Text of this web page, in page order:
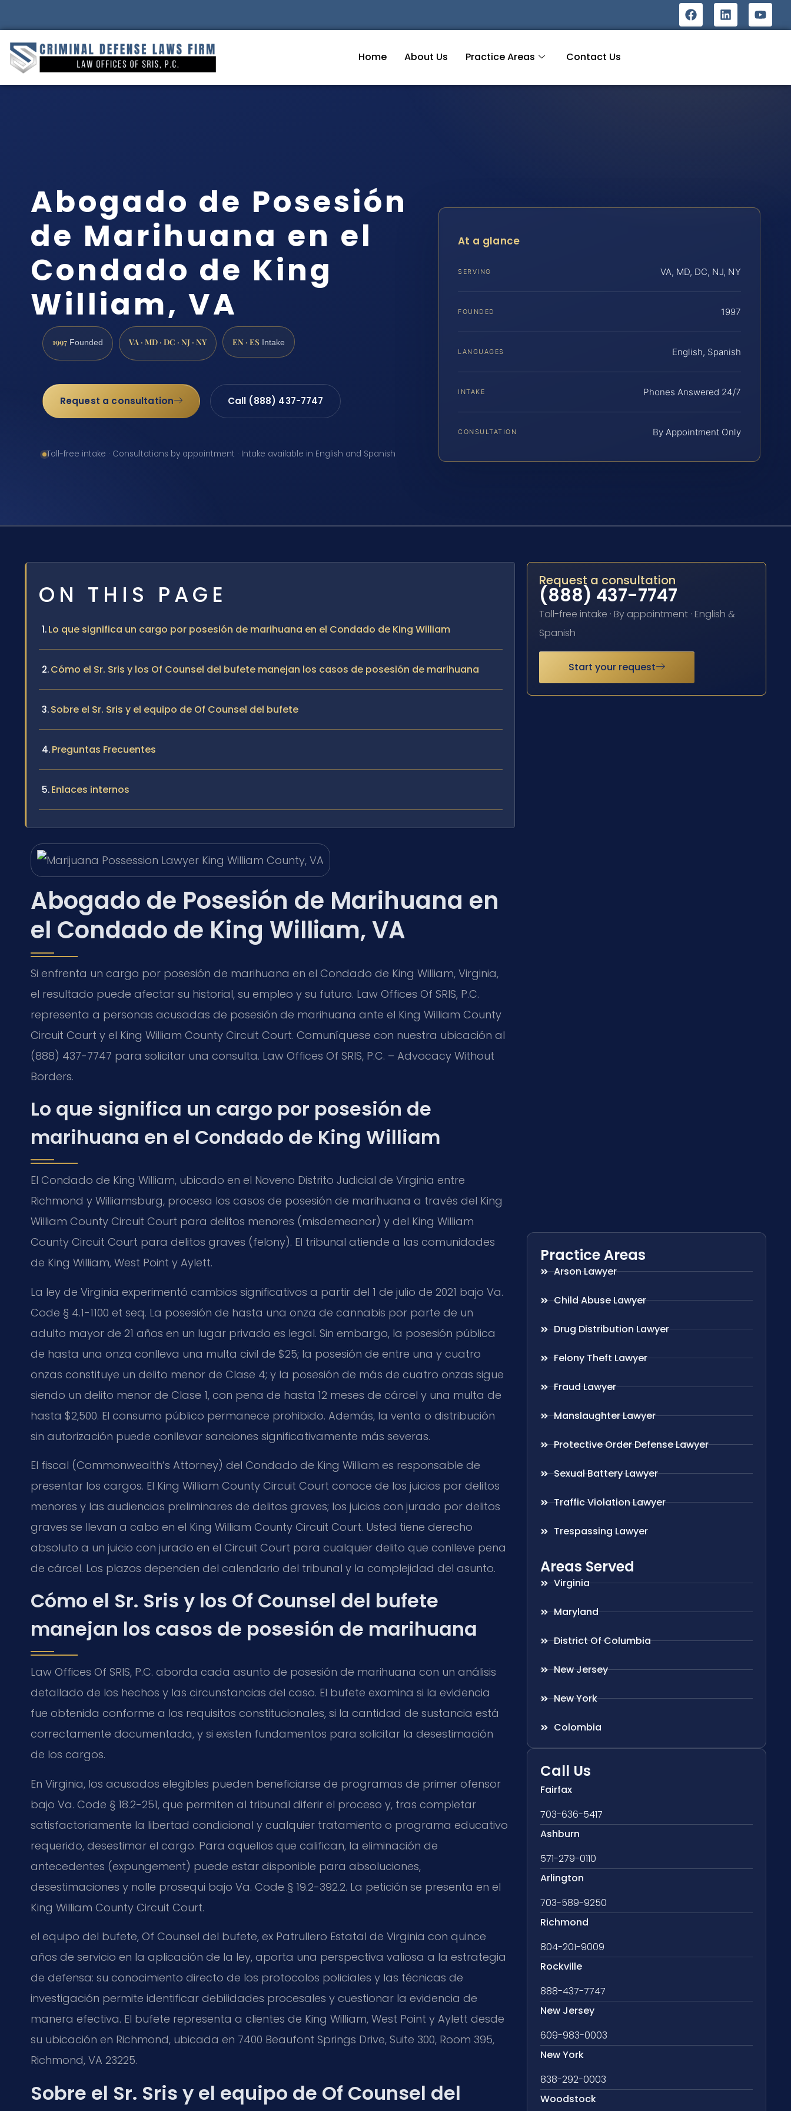
Home About Us Practice Areas Contact Us
Abogado de Posesión
de Marihuana en el
Condado de King
William, VA
1997 Founded VA · MD · DC · NJ · NY EN · ES Intake
Request a consultation Call (888) 437-7747
Toll-free intake · Consultations by appointment · Intake available in English and Spanish
At a glance
SERVING VA, MD, DC, NJ, NY
FOUNDED 1997
LANGUAGES English, Spanish
INTAKE Phones Answered 24/7
CONSULTATION By Appointment Only
ON THIS PAGE
Lo que significa un cargo por posesión de marihuana en el Condado de King William
Cómo el Sr. Sris y los Of Counsel del bufete manejan los casos de posesión de marihuana
Sobre el Sr. Sris y el equipo de Of Counsel del bufete
Preguntas Frecuentes
Enlaces internos
Abogado de Posesión de Marihuana en
el Condado de King William, VA
Si enfrenta un cargo por posesión de marihuana en el Condado de King William, Virginia,
el resultado puede afectar su historial, su empleo y su futuro. Law Offices Of SRIS, P.C.
representa a personas acusadas de posesión de marihuana ante el King William County
Circuit Court y el King William County Circuit Court. Comuníquese con nuestra ubicación al
(888) 437-7747 para solicitar una consulta. Law Offices Of SRIS, P.C. – Advocacy Without
Borders.
Lo que significa un cargo por posesión de
marihuana en el Condado de King William
El Condado de King William, ubicado en el Noveno Distrito Judicial de Virginia entre
Richmond y Williamsburg, procesa los casos de posesión de marihuana a través del King
William County Circuit Court para delitos menores (misdemeanor) y del King William
County Circuit Court para delitos graves (felony). El tribunal atiende a las comunidades
de King William, West Point y Aylett.
La ley de Virginia experimentó cambios significativos a partir del 1 de julio de 2021 bajo Va.
Code § 4.1-1100 et seq. La posesión de hasta una onza de cannabis por parte de un
adulto mayor de 21 años en un lugar privado es legal. Sin embargo, la posesión pública
de hasta una onza conlleva una multa civil de $25; la posesión de entre una y cuatro
onzas constituye un delito menor de Clase 4; y la posesión de más de cuatro onzas sigue
siendo un delito menor de Clase 1, con pena de hasta 12 meses de cárcel y una multa de
hasta $2,500. El consumo público permanece prohibido. Además, la venta o distribución
sin autorización puede conllevar sanciones significativamente más severas.
El fiscal (Commonwealth’s Attorney) del Condado de King William es responsable de
presentar los cargos. El King William County Circuit Court conoce de los juicios por delitos
menores y las audiencias preliminares de delitos graves; los juicios con jurado por delitos
graves se llevan a cabo en el King William County Circuit Court. Usted tiene derecho
absoluto a un juicio con jurado en el Circuit Court para cualquier delito que conlleve pena
de cárcel. Los plazos dependen del calendario del tribunal y la complejidad del asunto.
Cómo el Sr. Sris y los Of Counsel del bufete
manejan los casos de posesión de marihuana
Law Offices Of SRIS, P.C. aborda cada asunto de posesión de marihuana con un análisis
detallado de los hechos y las circunstancias del caso. El bufete examina si la evidencia
fue obtenida conforme a los requisitos constitucionales, si la cantidad de sustancia está
correctamente documentada, y si existen fundamentos para solicitar la desestimación
de los cargos.
En Virginia, los acusados elegibles pueden beneficiarse de programas de primer ofensor
bajo Va. Code § 18.2-251, que permiten al tribunal diferir el proceso y, tras completar
satisfactoriamente la libertad condicional y cualquier tratamiento o programa educativo
requerido, desestimar el cargo. Para aquellos que califican, la eliminación de
antecedentes (expungement) puede estar disponible para absoluciones,
desestimaciones y nolle prosequi bajo Va. Code § 19.2-392.2. La petición se presenta en el
King William County Circuit Court.
el equipo del bufete, Of Counsel del bufete, ex Patrullero Estatal de Virginia con quince
años de servicio en la aplicación de la ley, aporta una perspectiva valiosa a la estrategia
de defensa: su conocimiento directo de los protocolos policiales y las técnicas de
investigación permite identificar debilidades procesales y cuestionar la evidencia de
manera efectiva. El bufete representa a clientes de King William, West Point y Aylett desde
su ubicación en Richmond, ubicada en 7400 Beaufont Springs Drive, Suite 300, Room 395,
Richmond, VA 23225.
Sobre el Sr. Sris y el equipo de Of Counsel del
Request a consultation
(888) 437-7747
Toll-free intake · By appointment · English &
Spanish
Start your request
Practice Areas
Arson Lawyer
Child Abuse Lawyer
Drug Distribution Lawyer
Felony Theft Lawyer
Fraud Lawyer
Manslaughter Lawyer
Protective Order Defense Lawyer
Sexual Battery Lawyer
Traffic Violation Lawyer
Trespassing Lawyer
Areas Served
Virginia
Maryland
District Of Columbia
New Jersey
New York
Colombia
Call Us
Fairfax
703-636-5417
Ashburn
571-279-0110
Arlington
703-589-9250
Richmond
804-201-9009
Rockville
888-437-7747
New Jersey
609-983-0003
New York
838-292-0003
Woodstock